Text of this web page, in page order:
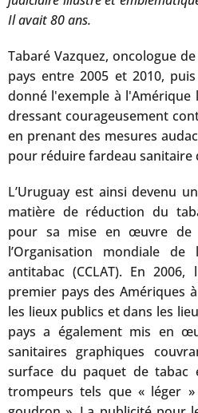
Il avait 80 ans.
Tabaré Vazquez, oncologue
pays entre 2005 et 2010,
donné l'exemple à
dressant courageusement
en prenant des mesures
pour réduire fardeau sanitaire
L’Uruguay est ainsi devenu
matière de réduction du
pour sa mise en œuvre de
l’Organisation mondiale
antitabac (CCLAT). En
premier pays des Amériques
les lieux publics et dans les
pays a également mis en
sanitaires graphiques
surface du paquet de tabac
trompeurs tels que « léger